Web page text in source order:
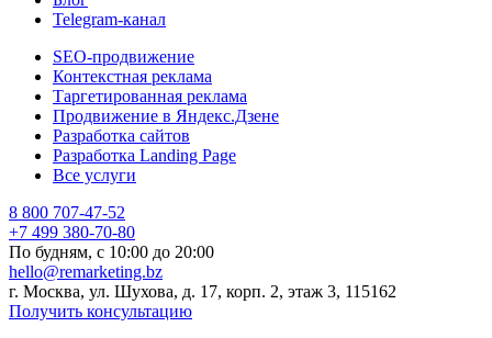
Telegram-канал
SEO-продвижение
Контекстная реклама
Таргетированная реклама
Продвижение в Яндекс.Дзене
Разработка сайтов
Разработка Landing Page
Все услуги
8 800 707-47-52
+7 499 380-70-80
По будням, с 10:00 до 20:00
hello@remarketing.bz
г. Москва, ул. Шухова, д. 17, корп. 2, этаж 3, 115162
Получить консультацию